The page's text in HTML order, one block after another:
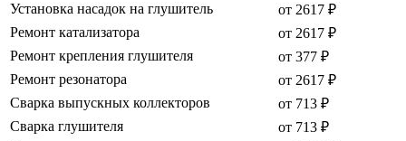
Установка насадок на глушитель
от 2617 ₽
Ремонт катализатора
от 2617 ₽
Ремонт крепления глушителя
от 377 ₽
Ремонт резонатора
от 2617 ₽
Сварка выпускных коллекторов
от 713 ₽
Сварка глушителя
от 713 ₽